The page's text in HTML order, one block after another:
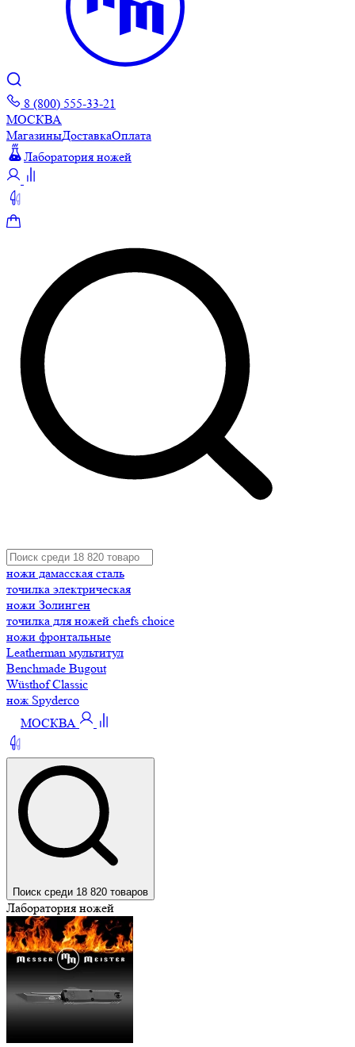
8 (800) 555-33-21
МОСКВА
МагазиныДоставкаОплата
Лаборатория ножей
ножи дамасская сталь
точилка электрическая
ножи Золинген
точилка для ножей chefs choice
ножи фронтальные
Leatherman мультитул
Benchmade Bugout
Wüsthof Classic
нож Spyderco
МОСКВА
Поиск среди 18 820 товаров
Лаборатория ножей